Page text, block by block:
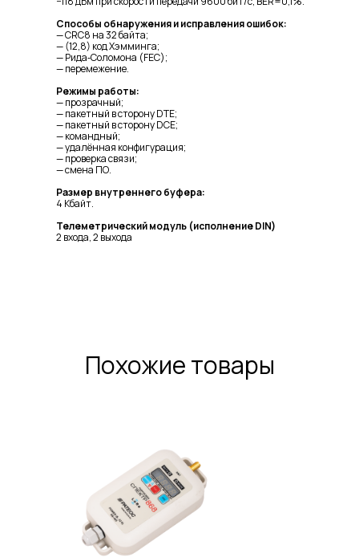
Способы обнаружения и исправления ошибок:
— CRC8 на 32 байта;
— (12,8) код Хэмминга;
— Рида‑Соломона (FEC);
— перемежение.
Режимы работы:
— прозрачный;
— пакетный в сторону DTE;
— пакетный в сторону DCE;
— командный;
— удалённая конфигурация;
— проверка связи;
— смена ПО.
Размер внутреннего буфера:
4 Кбайт.
Телеметрический модуль (исполнение DIN)
2 входа, 2 выхода
Похожие товары